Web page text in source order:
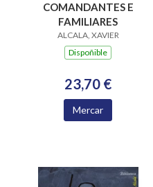
COMANDANTES E
FAMILIARES
ALCALA, XAVIER
Dispoñible
23,70 €
Mercar